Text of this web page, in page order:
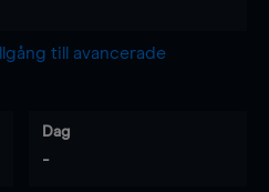
till avancerade
Dag
-